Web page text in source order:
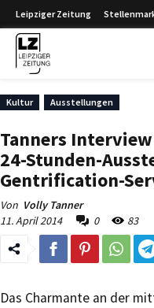
Leipziger Zeitung
Kultur Ausstellungen
Tanners
24-Stunden-
Gentrification-
Von Volly Tanner
11. April 2014
0 83
Das Charmante an der